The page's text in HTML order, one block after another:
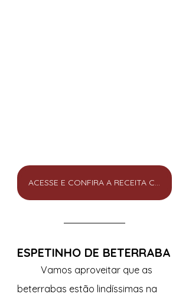
ACESSE E CONFIRA A RECEITA COMPLETA
ESPETINHO DE BETERRABA
beterrabas estão lindíssimas na